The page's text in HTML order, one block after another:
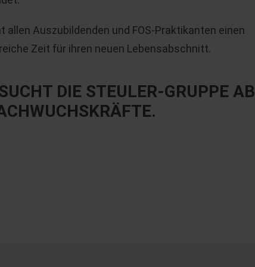
allen Auszubildenden und FOS-Praktikanten einen
Zeit für ihren neuen Lebensabschnitt.
DIE STEULER-GRUPPE AB